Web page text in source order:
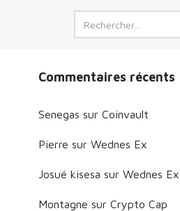
Commentaires récents
Senegas sur Coinvault
Pierre sur Wednes Ex
Josué kisesa sur Wednes Ex
Montagne sur Crypto Cap